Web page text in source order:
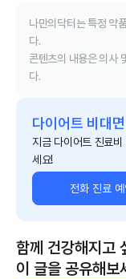
나만의닥터는 특정 약
다.
콘텐츠의 내용은 의사
다.
다이어트 비대
지금 다이어트 진료
세요!
전화 진료 예
함께 건강해지고
이 글을 공유해보